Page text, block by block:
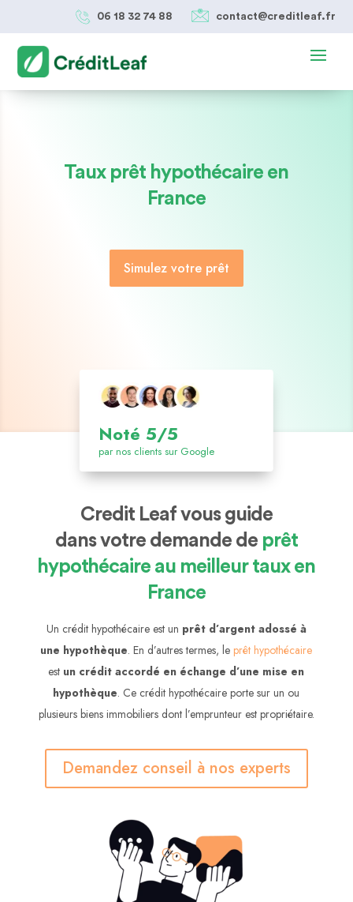
06 18 32 74 88 contact@creditleaf.fr
Taux prêt hypothécaire en
France
Simulez votre prêt
Noté 5/5
par nos clients sur Google
Credit Leaf vous guide
dans votre demande de prêt
hypothécaire au meilleur taux en
France
Un crédit hypothécaire est un prêt d’argent adossé à
une hypothèque. En d’autres termes, leprêt hypothécaire
est un crédit accordé en échange d’une mise en
hypothèque. Ce crédit hypothécaire porte sur un ou
plusieurs biens immobiliers dont l’emprunteur est propriétaire.
Demandez conseil à nos experts